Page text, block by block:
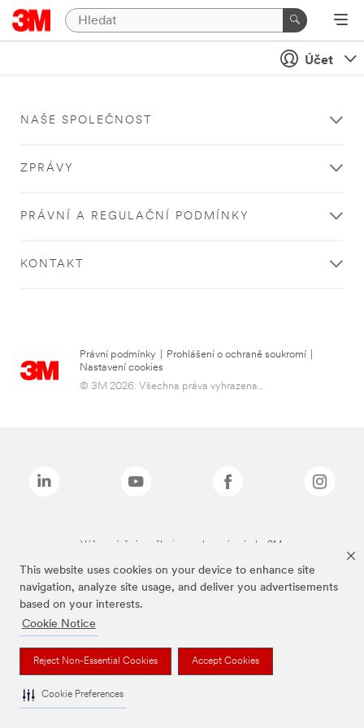
This website uses cookies on your device to enhance site
navigation, analyze site usage, and deliver you advertisements
based on your interests.
Cookie Notice
Reject Non-Essential Cookies Accept Cookies
Cookie Preferences
Účet
NAŠE SPOLEČNOST
ZPRÁVY
PRÁVNÍ A REGULAČNÍ PODMÍNKY
KONTAKT
Právní podmínky Prohlášení o ochraně soukromí
Nastavení cookies
© 3M 2026. Všechna práva vyhrazena..
Výše zmíněné značky jsou ochranné známky 3M.